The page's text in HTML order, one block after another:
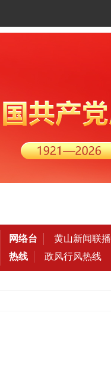
网络台 黄山新闻联播
热线
政风行风热线